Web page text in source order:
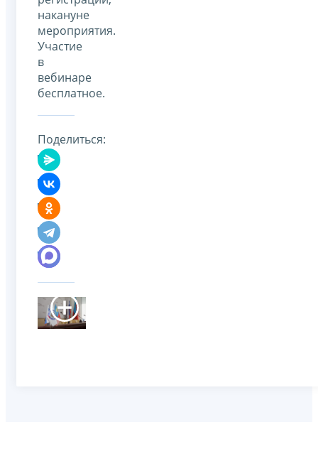
накануне
мероприятия.
Участие
в
вебинаре
бесплатное.
Поделиться: